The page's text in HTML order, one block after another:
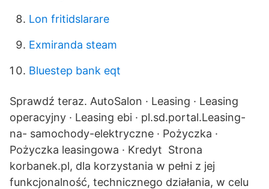
Lon fritidslarare
Exmiranda steam
Bluestep bank eqt
Sprawdź teraz. AutoSalon · Leasing · Leasing
operacyjny · Leasing ebi · pl.sd.portal.Leasing-
na- samochody-elektryczne · Pożyczka ·
Pożyczka leasingowa · Kredyt Strona
korbanek.pl, dla korzystania w pełni z jej
funkcjonalność, technicznego działania, w celu